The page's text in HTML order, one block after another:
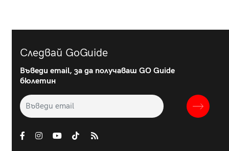
Следвай GoGuide
Въведи email, за да получаваш GO Guide
бюлетин